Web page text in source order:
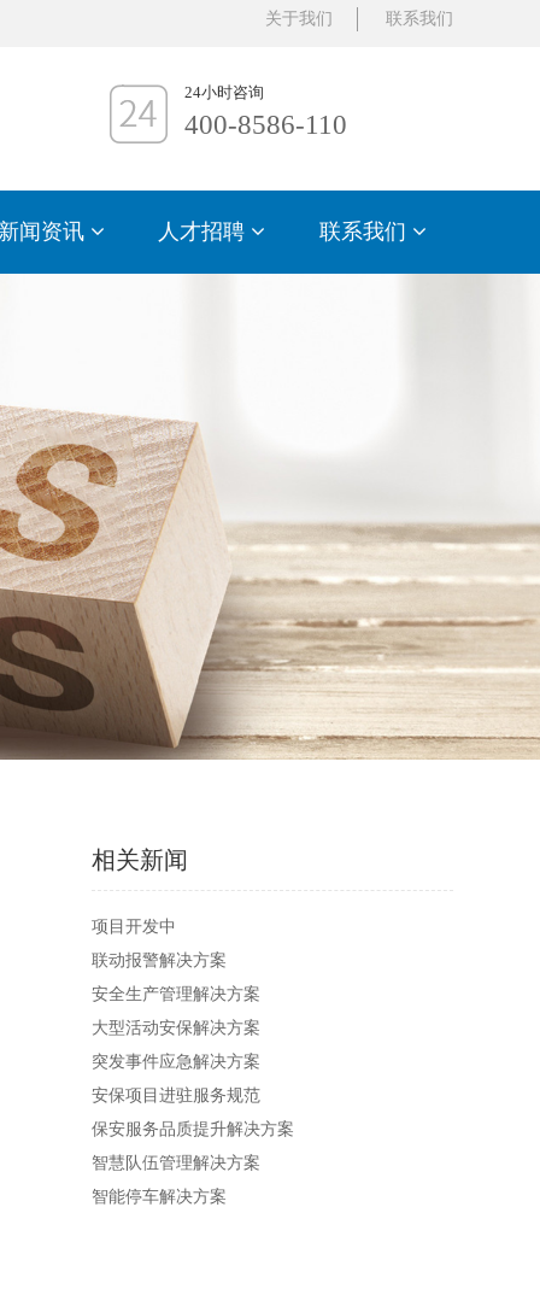
新闻资讯 人才招聘 联系我们
关于我们 联系我们
400-8586-110
24小时咨询
相关新闻
项目开发中
联动报警解决方案
安全生产管理解决方案
大型活动安保解决方案
突发事件应急解决方案
安保项目进驻服务规范
保安服务品质提升解决方案
智慧队伍管理解决方案
智能停车解决方案